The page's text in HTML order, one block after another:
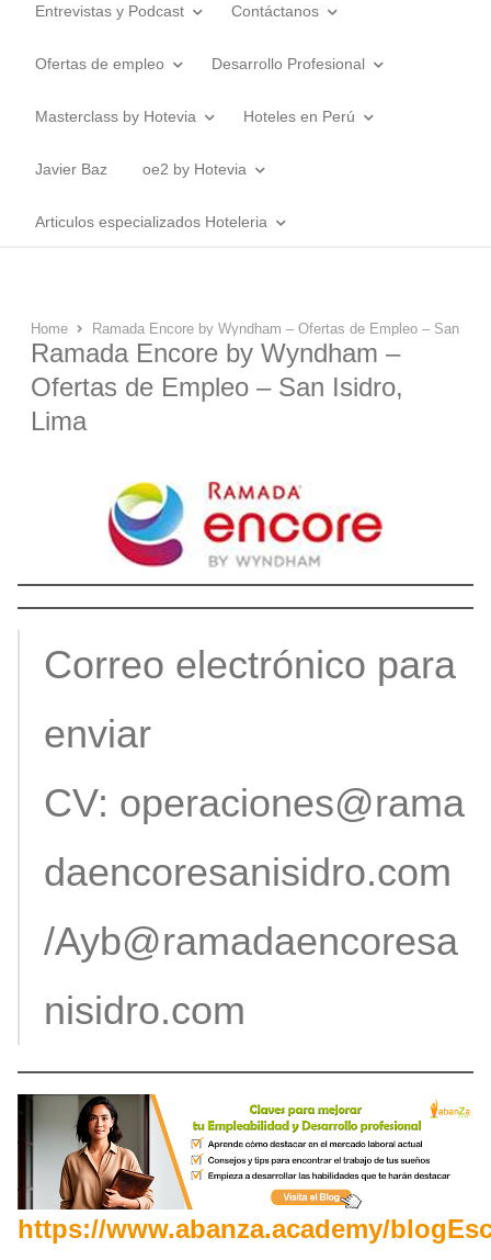
Entrevistas y Podcast Contáctanos
Ofertas de empleo Desarrollo Profesional
Masterclass by Hotevia Hoteles en Perú
Javier Baz oe2 by Hotevia
Articulos especializados Hoteleria
Home Ramada Encore by Wyndham – Ofertas de Empleo – San
Ramada Encore by Wyndham –
Ofertas de Empleo – San Isidro,
Lima
Correo electrónico para
enviar
CV: operaciones@rama
daencoresanisidro.com
/Ayb@ramadaencoresa
nisidro.com
https://www.abanza.academy/